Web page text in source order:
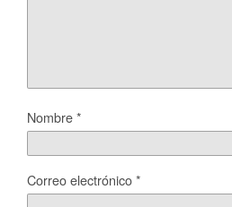
Nombre*
Correo electrónico*